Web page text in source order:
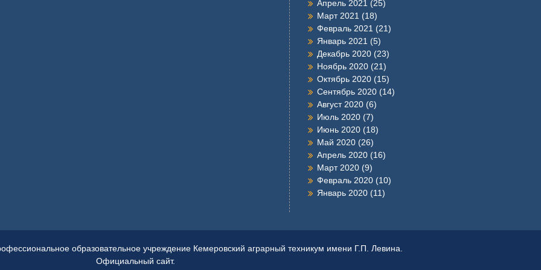
Апрель 2021 (25)
Март 2021 (18)
Февраль 2021 (21)
Январь 2021 (5)
Декабрь 2020 (23)
Ноябрь 2020 (21)
Октябрь 2020 (15)
Сентябрь 2020 (14)
Август 2020 (6)
Июль 2020 (7)
Июнь 2020 (18)
Май 2020 (26)
Апрель 2020 (16)
Март 2020 (9)
Февраль 2020 (10)
Январь 2020 (11)
образовательное учреждение Кемеровский аграрный техникум имени Г.П. Левина.
Официальный сайт.